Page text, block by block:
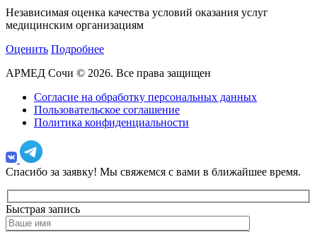
Независимая оценка качества условий оказания услуг
медицинским организациям
Оценить Подробнее
АРМЕД Сочи © 2026. Все права защищен
Согласие на обработку персональных данных
Пользовательское соглашение
Политика конфиденциальности
Спасибо за заявку! Мы свяжемся с вами в ближайшее время.
Быстрая запись